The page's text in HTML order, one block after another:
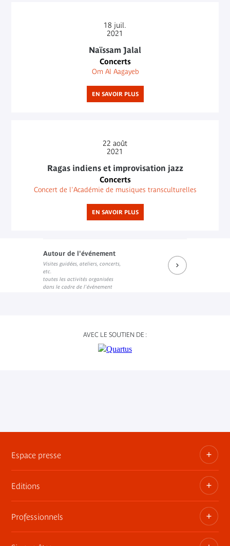
18 juil.
2021
Naïssam Jalal
Concerts
Om Al Aagayeb
EN SAVOIR PLUS
22 août
2021
Ragas indiens et improvisation jazz
Concerts
Concert de l'Académie de musiques transculturelles
EN SAVOIR PLUS
Autour de l'événement
Visites guidées, ateliers, concerts,
etc.
toutes les activités organisées
dans le cadre de l'événement
AVEC LE SOUTIEN DE :
Espace presse
Dossiers, communiqués, bandes annonces
Contact presse
Editions
Les publications du musée
Professionnels